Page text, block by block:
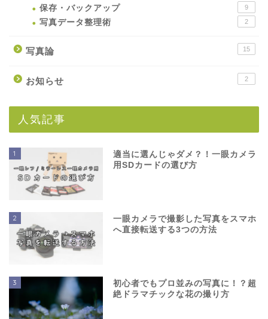
保存・バックアップ 9
写真データ整理術 2
写真論 15
お知らせ 2
人気記事
1
適当に選んじゃダメ？！一眼カメラ
用SDカードの選び方
2
一眼カメラで撮影した写真をスマホ
へ直接転送する3つの方法
3
初心者でもプロ並みの写真に！？超
絶ドラマチックな花の撮り方